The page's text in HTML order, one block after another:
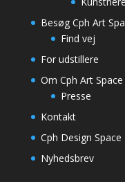
Besøg Cph Art
Find vej
For udstillere
Om Cph Art Space
Presse
Kontakt
Cph Design Space
Nyhedsbrev